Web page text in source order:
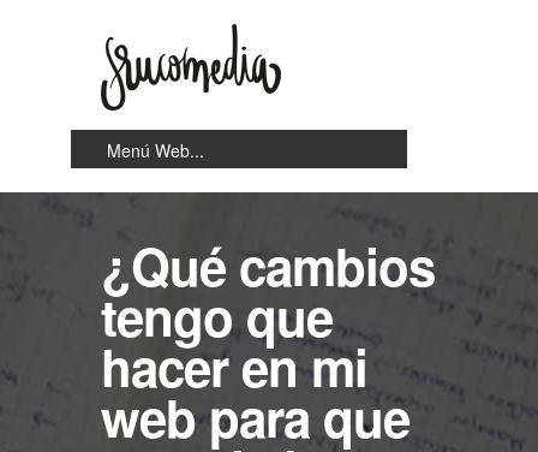
¿Qué cambios
tengo que
hacer en mi
web para que